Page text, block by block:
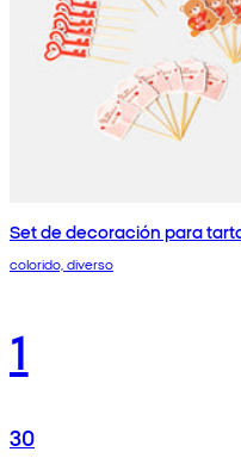
Set de decoración para
colorido, diverso
1
30